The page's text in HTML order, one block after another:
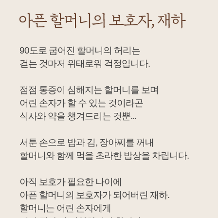
90도로 굽어진 할머니의 허리는
걷는 것마저 위태로워 걱정입니다.
점점 통증이 심해지는 할머니를 보며
어린 손자가 할 수 있는 것이라곤
식사와 약을 챙겨드리는 것뿐...
서툰 손으로 밥과 김, 장아찌를 꺼내
할머니와 함께 먹을 초라한 밥상을 차립니다.
아직 보호가 필요한 나이에
아픈 할머니의 보호자가 되어버린 재하.
할머니는 어린 손자에게